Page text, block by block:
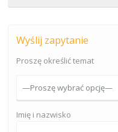
Wyślij zapytanie
Proszę określić temat
Imię i nazwisko